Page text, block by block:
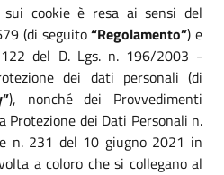
cookie è resa ai sensi del
(di seguito“Regolamento”) e
del D. Lgs. n. 196/2003 -
dei dati personali (di
), nonché dei Provvedimenti
Protezione dei Dati Personali n.
n. 231 del 10 giugno 2021 in
a coloro che si collegano al